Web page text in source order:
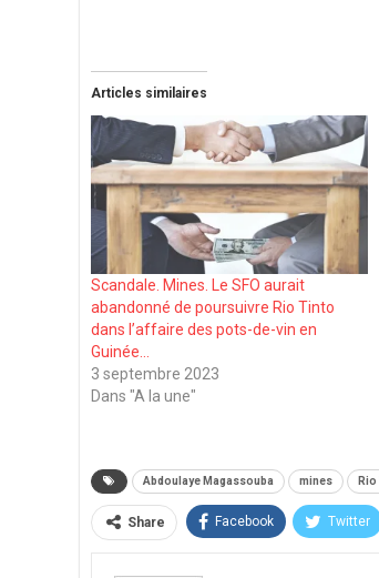
Articles similaires
Scandale. Mines. Le SFO aurait
abandonné de poursuivre Rio Tinto
dans l’affaire des pots-de-vin en
Guinée…
3 septembre 2023
Dans "A la une"
Abdoulaye Magassouba mines
Share Facebook Twitter